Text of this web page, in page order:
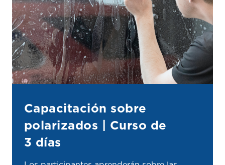
Capacitación sobre
polarizados | Curso de
3 días